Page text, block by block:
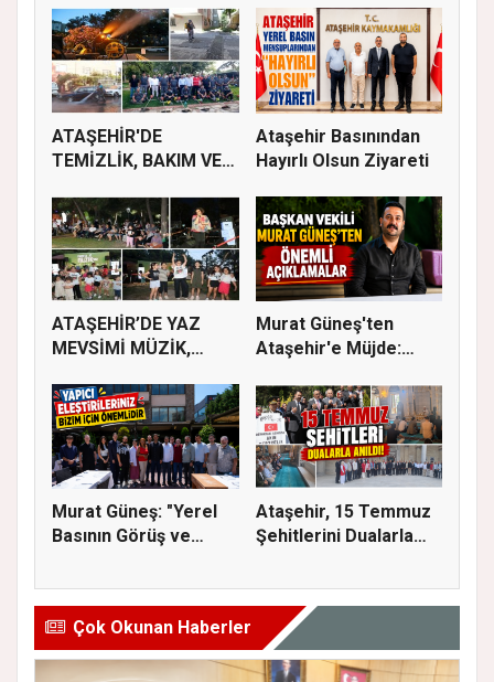
ATAŞEHİR'DE
TEMİZLİK, BAKIM VE
Ataşehir Basınından
Hayırlı Olsun Ziyareti
ATAŞEHİR’DE YAZ
MEVSİMİ MÜZİK,
Murat Güneş'ten
Ataşehir'e Müjde:
Murat Güneş: "Yerel
Basının Görüş ve
Ataşehir, 15 Temmuz
Şehitlerini Dualarla
Çok Okunan Haberler